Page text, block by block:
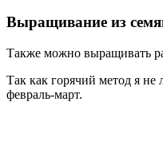
Выращивание из
Также можно выращивать
Так как горячий метод я
февраль-март.